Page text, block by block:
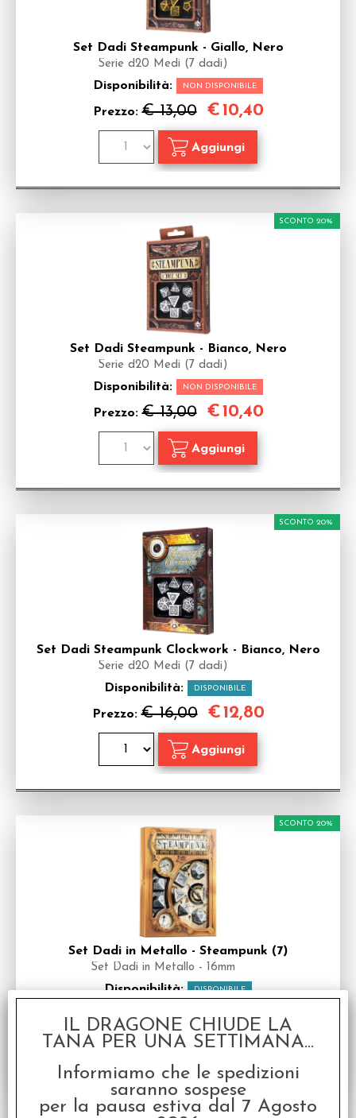
Set Dadi Steampunk - Giallo, Nero
Serie d20 Medi (7 dadi)
Disponibilità: NON DISPONIBILE
Prezzo:€ 13,00 €10,40
Set Dadi Steampunk - Bianco, Nero
Serie d20 Medi (7 dadi)
Disponibilità: NON DISPONIBILE
Prezzo:€ 13,00
SCONTO 20%
€10,40
Set Dadi Steampunk Clockwork - Bianco, Nero
Serie d20 Medi (7 dadi)
Disponibilità: DISPONIBILE
Prezzo:€ 16,00
SCONTO 20%
€12,80
Set Dadi in Metallo - Steampunk (7)
Set Dadi in Metallo - 16mm
Disponibilità: DISPONIBILE
Prezzo:€ 50,00
SCONTO 20%
€ 40,00
IL DRAGONE CHIUDE LA
TANA PER UNA SETTIMANA...
Informiamo che le spedizioni
saranno sospese
per la pausa estiva dal 7 Agosto